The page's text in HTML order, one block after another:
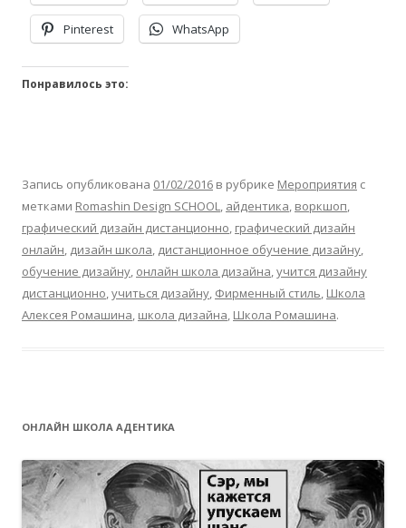
Pinterest WhatsApp
Понравилось это:
Запись опубликована 01/02/2016 в рубрике Мероприятия с
метками Romashin Design SCHOOL, айдентика, воркшоп,
графический дизайн дистанционно, графический дизайн
онлайн, дизайн школа, дистанционное обучение дизайну,
обучение дизайну, онлайн школа дизайна,учится дизайну
дистанционно,учиться дизайну, Фирменный стиль, Школа
Алексея Ромашина, школа дизайна, Школа Ромашина.
ОНЛАЙН ШКОЛА АДЕНТИКА